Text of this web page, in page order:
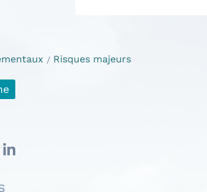
Risques majeurs
Facebook
sur X
Partager sur LinkedIn